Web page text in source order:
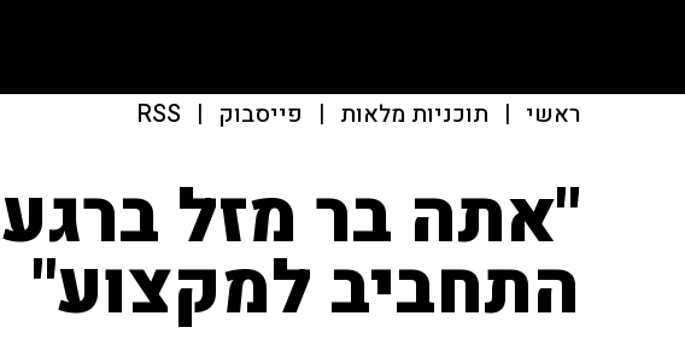
ראשי | תוכניות מלאות | פייסבוק |
RSS
"אתה בר מזל
התחביב למקצוע"